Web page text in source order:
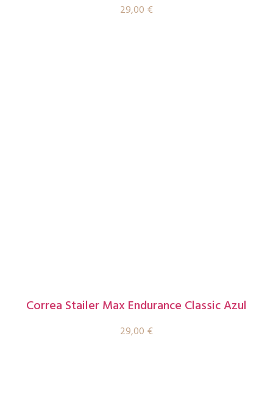
29,00 €
Correa Stailer Max Endurance Classic Azul
29,00 €